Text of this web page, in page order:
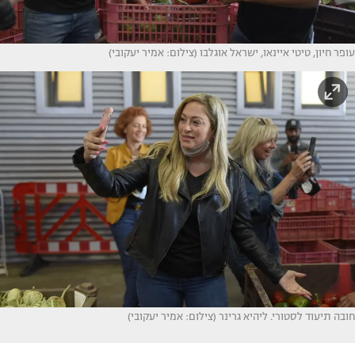
עופר חיון, טיטי איינאו, ישראל אוגלבו (צילום: אמיר יעקובי)
חובה תיעוד לסטורי. ליהיא גרינר (צילום: אמיר יעקובי)